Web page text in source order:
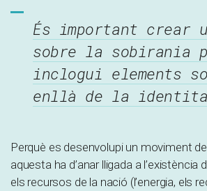
És important crear
sobre la sobirania
inclogui elements
enllà de la
Perquè es desenvolupi un moviment
aquesta ha d’anar lligada a l’existència
els recursos de la nació (l’energia, els